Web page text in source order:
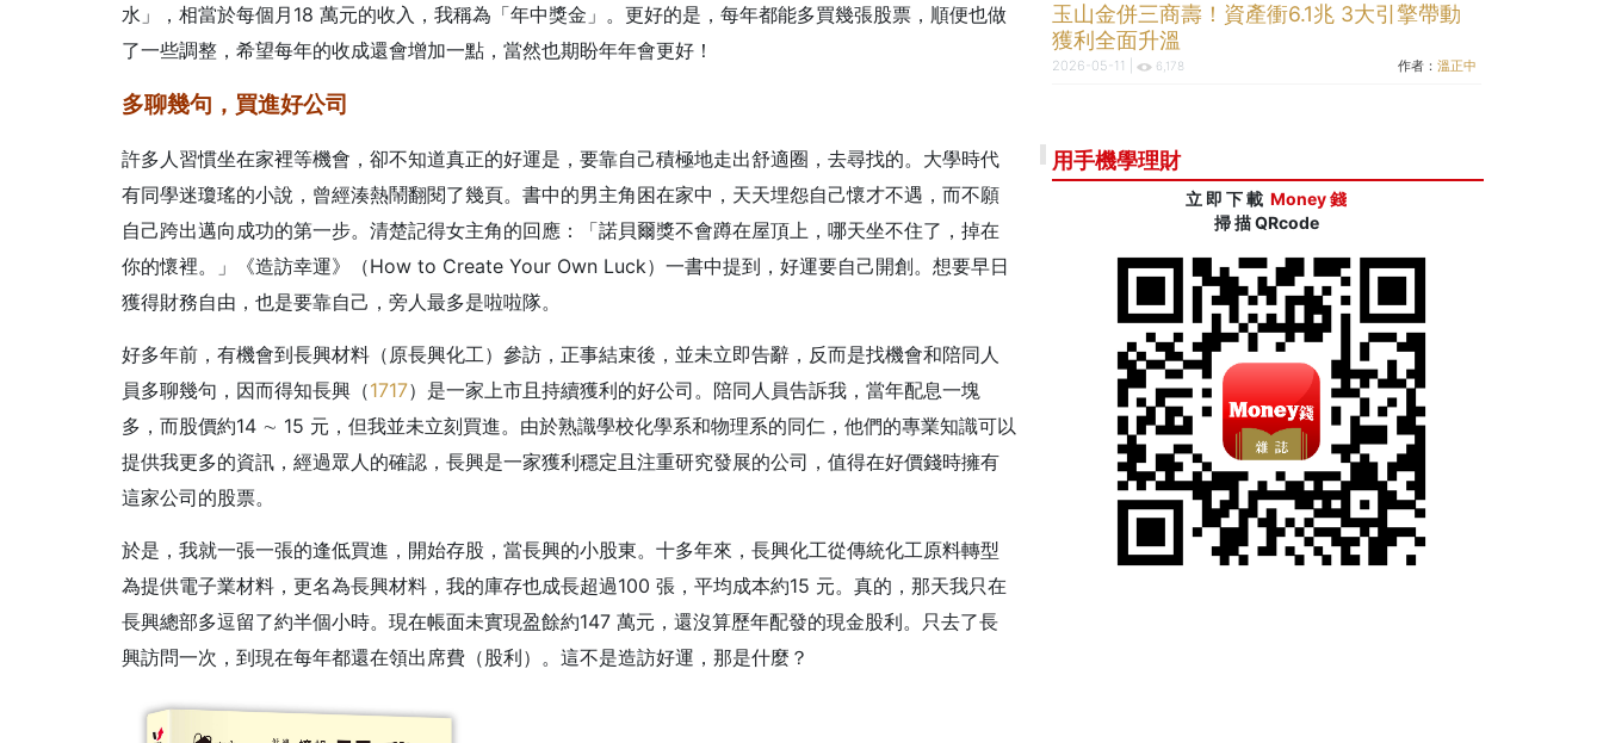
水」，相當於每個月18 萬元的收入，我稱為「年中獎金」。更好的是，每年都能多買幾張股票，順便也做
了一些調整，希望每年的收成還會增加一點，當然也期盼年年會更好！
多聊幾句，買進好公司
許多人習慣坐在家裡等機會，卻不知道真正的好運是，要靠自己積極地走出舒適圈，去尋找的。 大學時代
有同學迷瓊瑤的小說，曾經湊熱鬧翻閱了幾頁。書中的男主角困在家中，天天埋怨自己懷才不遇，而不願
自己跨出邁向成功的第一步。清楚記得女主角的回應：「諾貝爾獎不會蹲在屋頂上，哪天坐不住了，掉在
你的懷裡。」
《造訪幸運》（How to Create Your Own Luck）一書中提到，好運要自己開創。想要早日
獲得財務自由，也是要靠自己，旁人最多是啦啦隊。
好多年前，有機會到長興材料（原長興化工）參訪，正事結束後，並未立即告辭，反而是找機會和陪同人
員多聊幾句，因而得知長興（1717）是一家上市且持續獲利的好公司。陪同人員告訴我，當年配息一塊
多，而股價約14 ∼ 15 元，但我並未立刻買進。 由於熟識學校化學系和物理系的同仁，他們的專業知識可以
提供我更多的資訊，經過眾人的確認，長興是一家獲利穩定且注重研究發展的公司，值得在好價錢時擁有
這家公司的股票。
於是，我就一張一張的逢低買進，開始存股，當長興的小股東。十多年來，長興化工從傳統化工原料轉型
為提供電子業材料，更名為長興材料，我的庫存也成長超過100 張，平均成本約15 元。 真的，那天我只在
長興總部多逗留了約半個小時。 現在帳面未實現盈餘約147 萬元，還沒算歷年配發的現金股利。只去了長
興訪問一次，到現在每年都還在領出席費（股利）。這不是造訪好運，那是什麼？
玉山金併三商壽！資產衝6.1兆 3大引擎帶動
獲利全面升溫
2026-05-11 | 6,178 作者：溫正中
用手機學理財
立 即 下 載 Money 錢
掃 描 QRcode